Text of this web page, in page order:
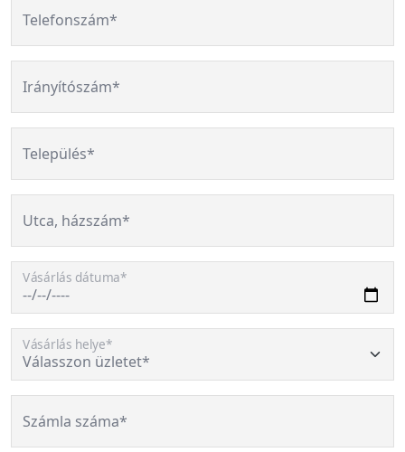
Telefonszám*
Irányítószám*
Település*
Utca, házszám*
Vásárlás dátuma*
Vásárlás helye*
Számla száma*